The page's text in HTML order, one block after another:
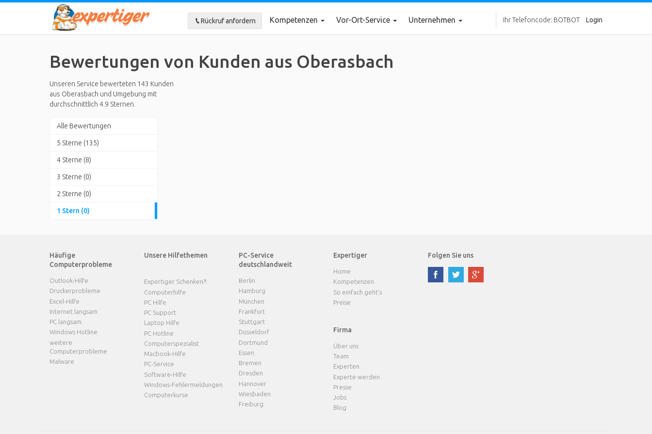
Rückruf anfordern Kompetenzen Vor-Ort-Service Unternehmen Ihr Telefoncode: BOTBOT Login
Bewertungen von Kunden aus Oberasbach
Unseren Service bewerteten 143 Kunden
aus Oberasbach und Umgebung mit
durchschnittlich 4.9 Sternen.
Alle Bewertungen
5 Sterne (135)
4 Sterne (8)
3 Sterne (0)
2 Sterne (0)
1 Stern (0)
Häufige
Computerprobleme
Outlook-Hilfe
Druckerprobleme
Excel-Hilfe
Internet langsam
PC langsam
Windows Hotline
weitere
Computerprobleme
Malware
Unsere Hilfethemen
Expertiger Schenken?!
Computerhilfe
PC Hilfe
PC Support
Laptop Hilfe
PC Hotline
Computerspezialist
Macbook-Hilfe
PC-Service
Software-Hilfe
Windows-Fehlermeldungen
Computerkurse
PC-Service
deutschlandweit
Berlin
Hamburg
München
Frankfurt
Stuttgart
Düsseldorf
Dortmund
Essen
Bremen
Dresden
Hannover
Wiesbaden
Freiburg
Expertiger
Home
Kompetenzen
So einfach geht's
Preise
Firma
Über uns
Team
Experten
Experte werden
Presse
Jobs
Blog
Folgen Sie uns